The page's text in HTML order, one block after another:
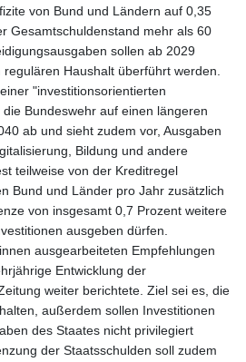
von Bund und Ländern auf 0,35
Gesamtschuldenstand mehr als 60
sollen ab 2029
Haushalt überführt werden.
"investitionsorientierten
Bundeswehr auf einen längeren
ab und sieht zudem vor, Ausgaben
Bildung und andere
teilweise von der Kreditregel
Bund und Länder pro Jahr zusätzlich
von insgesamt 0,7 Prozent weitere
ausgeben dürfen.
ausgearbeiteten Empfehlungen
Entwicklung der
weiter berichtete. Ziel sei es, die
außerdem sollen Investitionen
des Staates nicht privilegiert
der Staatsschulden soll zudem